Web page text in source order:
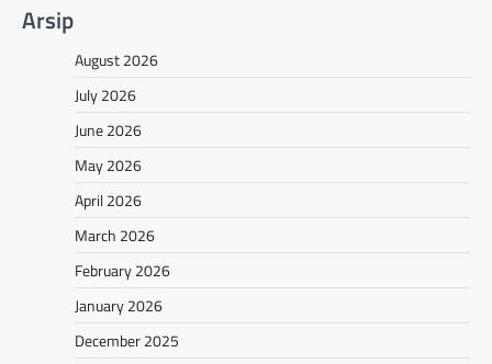
Arsip
August 2026
July 2026
June 2026
May 2026
April 2026
March 2026
February 2026
January 2026
December 2025